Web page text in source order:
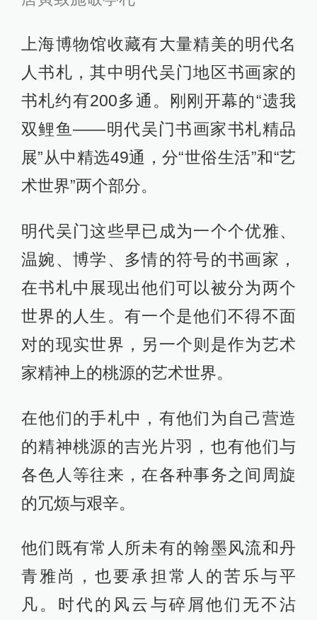
上海博物馆收藏有大量精美的明代名
人书札，其中明代吴门地区书画家的
书札约有200多通。刚刚开幕的“遗我
双鲤鱼——明代吴门书画家书札精品
展”从中精选49通，分“世俗生活”和“艺
术世界”两个部分。
明代吴门这些早已成为一个个优雅、
温婉、博学、多情的符号的书画家，
在书札中展现出他们可以被分为两个
世界的人生。有一个是他们不得不面
对的现实世界，另一个则是作为艺术
家精神上的桃源的艺术世界。
在他们的手札中，有他们为自己营造
的精神桃源的吉光片羽，也有他们与
各色人等往来，在各种事务之间周旋
的冗烦与艰辛。
他们既有常人所未有的翰墨风流和丹
青雅尚，也要承担常人的苦乐与平
凡。时代的风云与碎屑他们无不沾